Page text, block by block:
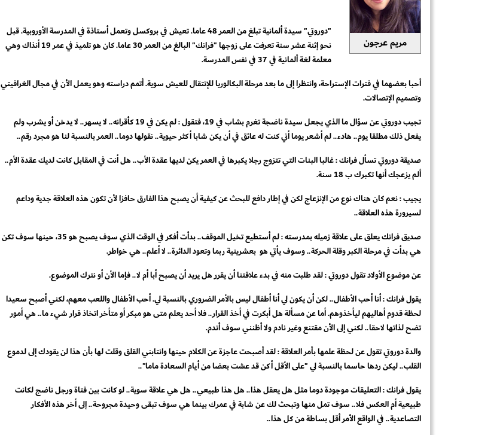
مريم عرجون
"دوروتي" سيدة ألمانية تبلغ من العمر 48 عاما. تعيش في بروكسل وتعمل أستاذة في المدرسة الأوروبية. قبل
نحو إثنة عشر سنة تعرفت على زوجها "فرانك" البالغ من العمر 30 عاما. كان هو تلميذ في عمر 19 أنذاك وهي
معلمة لغة ألمانية في 37 في نفس المدرسة.
أحبا بعضهما في فترات الإستراحة، وانتظرا إلى ما بعد مرحلة البكالوريا للإنتقال للعيش سوية. أتمم دراسته وهو يعمل الأن في مجال الغرافيتي
وتصميم الإتصالات.
تجيب دوروتي عن سؤال ما الذي يجعل سيدة ناضجة تغرم بشاب في 19، فتقول : لم يكن في 19 كأقرانه.. لا يسهر.. لا يدخن أو يشرب ولم
يفعل ذلك مطلقا يوم.. هادء.. لم أشعر يوما أني كنت له عائق في أن يكن شابا أكثر حيوية.. نقولها دوما.. العمر بالنسبة لنا هو مجرد رقم..
صديقة دوروتي تسأل فرانك : غالبا البنات التي تتزوج رجلا يكبرها في العمر يكن لديها عقدة الأب.. هل أنت في المقابل كانت لديك عقدة الأم..
ألم يزعجك أنها تكبرك ب 18 سنة.
يجيب : نعم كان هناك نوع من الإنزعاج لكن في إطار دافع للبحث عن كيفية أن يصبح هذا الفارق حافزا لأن تكون هذه العلاقة جدية وداعم
لسيرورة هذه العلاقة..
صديق فرانك يعلق على علاقة زميله بمدرسته : لم أستطيع تخيل الموقف.. بدأت أفكر في الوقت الذي سوف يصبح هو 35، حينها سوف تكن
هي بدأت في مرحلة الكبر وقلة الحركة.. وسوف يأتي هو بعشرينية ربما وتعود الدائرة.. لا أعلم.. هي خواطر.
عن موضوع الأولاد تقول دوروتي : لقد طلبت منه في بدء علاقتنا أن يقرر هل يريد أن يصبح أبا أم لا.. فإما الأن أو نترك الموضوع.
يقول فرانك : أنا أحب الأطفال.. لكن أن يكون لي أنا أطفال ليس بالأمر الضروري بالنسبة لي. أحب الأطفال واللعب معهم، لكني أصبح سعيدا
لحظة قدوم أهاليهم ليأخذوهم. أما عن مسألة هل أبكرت في أخذ القرار.. فلا أحد يعلم متى هو مبكر أو متأخر اتخاذ قرار شيء ما.. هي أمور
تضح لذاتها لاحقا.. لكني إلى الأن مقتنع وغير نادم ولا أظنني سوف أندم.
والدة دوروتي تقول عن لحظة علمها بأمر العلاقة : لقد أصبحت عاجزة عن الكلام حينها وانتابني القلق وقلت لها بأن هذا لن يقودك إلى لدموع
القلب.. ليكن ردها حاسما بالنسبة لي "على الأقل أكن قد عشت بعضا من أيام السعادة ماما"..
يقول فرانك : التعليقات موجودة دوما مثل هل يعقل هذا.. هل هذا طبيعي.. هل هي علاقة سوية.. لو كانت بين فتاة ورجل ناضج لكانت
طبيعية أم العكس فلا.. سوف تمل منها وتبحث لك عن شابة في عمرك بينما هي سوف تبقى وحيدة مجروحة.. إلى أخر هذه الأفكار
التصاعدية.. في الواقع الأمر أقل بساطة من كل هذا..